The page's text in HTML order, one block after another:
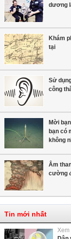
dương
Khám
tại
Sử
công
Mời
bạn có
không
Âm
cường
Tin mới nhất